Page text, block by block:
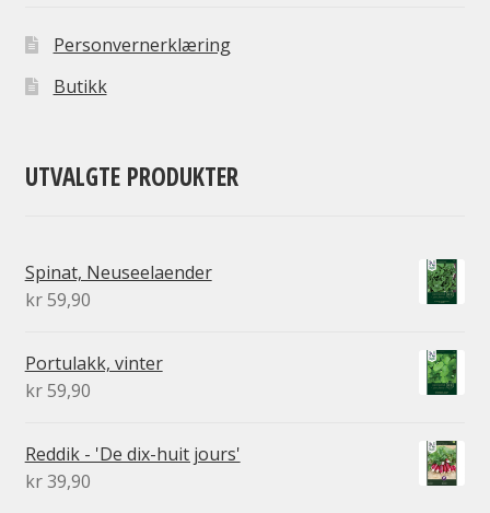
Personvernerklæring
Butikk
UTVALGTE PRODUKTER
Spinat, Neuseelaender
kr59,90
Portulakk, vinter
kr59,90
Reddik - 'De dix-huit jours'
kr39,90